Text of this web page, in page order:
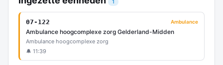
1
07-122 Ambulance
Ambulance hoogcomplexe zorg Gelderland-Midden
Ambulance hoogcomplexe zorg
🔔 11:39